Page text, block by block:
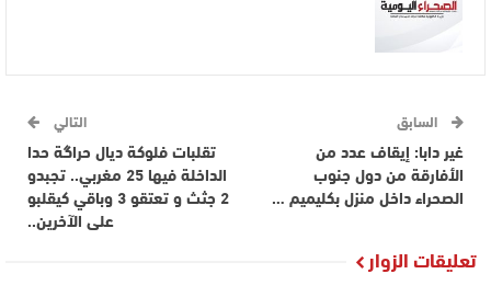
السابق
غير دابا: إيقاف عدد من
الأفارقة من دول جنوب
الصحراء داخل منزل بكليميم …
التالي
تقلبات فلوكة ديال حراگة حدا
الداخلة فيها 25 مغربي.. تجبدو
2 جثث و تعتقو 3 وباقي كيقلبو
على الآخرين..
تعليقات الزوار